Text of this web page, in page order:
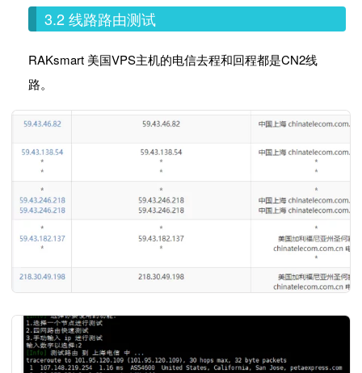
3.2 线路路由测试
RAKsmart 美国VPS主机的电信去程和回程都是CN2线
路。